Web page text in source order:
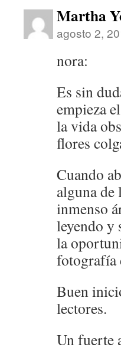
Martha
agosto 2,
nora:
Es sin
empieza
la vida
flores
Cuando
alguna
inmenso
leyendo y
la
fotografía
Buen
lectores.
Un fuerte